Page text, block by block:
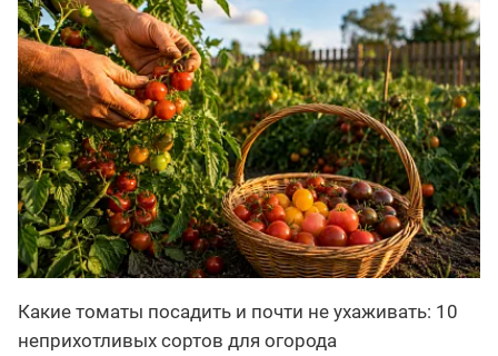
Какие томаты посадить и почти не ухаживать: 10
неприхотливых сортов для огорода